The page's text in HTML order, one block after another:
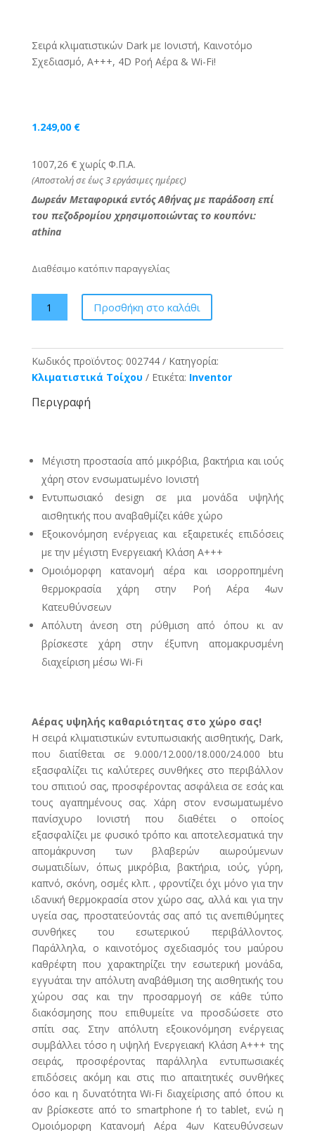
Σειρά κλιματιστικών Dark με Ιονιστή, Καινοτόμο
Σχεδιασμό, Α+++, 4D Ροή Αέρα & Wi-Fi!
1.249,00 €
1007,26 € χωρίς Φ.Π.Α.
(Αποστολή σε έως 3 εργάσιμες ημέρες)
Δωρεάν Μεταφορικά εντός Αθήνας με παράδοση επί
του πεζοδρομίου χρησιμοποιώντας το κουπόνι:
athina
Διαθέσιμο κατόπιν παραγγελίας
Inventor
Dark
18WFI/
DR2VO32-
18
-
Προσθήκη στο καλάθι
Κωδικός προϊόντος: 002744
Κατηγορία:
Κλιματιστικά Τοίχου
Ετικέτα: Inventor
Περιγραφή
Μέγιστη προστασία από μικρόβια, βακτήρια και ιούς
χάρη στον ενσωματωμένο Ιονιστή
Εντυπωσιακό design σε μια μονάδα υψηλής
αισθητικής που αναβαθμίζει κάθε χώρο
Εξοικονόμηση ενέργειας και εξαιρετικές επιδόσεις
με την μέγιστη Ενεργειακή Κλάση Α+++
Ομοιόμορφη κατανομή αέρα και ισορροπημένη
θερμοκρασία χάρη στην Ροή Αέρα 4ων
Κατευθύνσεων
Απόλυτη άνεση στη ρύθμιση από όπου κι αν
βρίσκεστε χάρη στην έξυπνη απομακρυσμένη
διαχείριση μέσω Wi-Fi
Αέρας υψηλής καθαριότητας στο χώρο σας!
Η σειρά κλιματιστικών εντυπωσιακής αισθητικής, Dark,
που διατίθεται σε 9.000/12.000/18.000/24.000 btu
εξασφαλίζει τις καλύτερες συνθήκες στο περιβάλλον
του σπιτιού σας, προσφέροντας ασφάλεια σε εσάς και
τους αγαπημένους σας. Χάρη στον ενσωματωμένο
πανίσχυρο Ιονιστή που διαθέτει ο οποίος
εξασφαλίζει με φυσικό τρόπο και αποτελεσματικά την
απομάκρυνση των βλαβερών αιωρούμενων
σωματιδίων, όπως μικρόβια, βακτήρια, ιούς, γύρη,
καπνό, σκόνη, οσμές κλπ. , φροντίζει όχι μόνο για την
ιδανική θερμοκρασία στον χώρο σας, αλλά και για την
υγεία σας, προστατεύοντάς σας από τις ανεπιθύμητες
συνθήκες του εσωτερικού περιβάλλοντος.
Παράλληλα, ο καινοτόμος σχεδιασμός του μαύρου
καθρέφτη που χαρακτηρίζει την εσωτερική μονάδα,
εγγυάται την απόλυτη αναβάθμιση της αισθητικής του
χώρου σας και την προσαρμογή σε κάθε τύπο
διακόσμησης που επιθυμείτε να προσδώσετε στο
σπίτι σας. Στην απόλυτη εξοικονόμηση ενέργειας
συμβάλλει τόσο η υψηλή Ενεργειακή Κλάση Α+++ της
σειράς, προσφέροντας παράλληλα εντυπωσιακές
επιδόσεις ακόμη και στις πιο απαιτητικές συνθήκες
όσο και η δυνατότητα Wi-Fi διαχείρισης από όπου κι
αν βρίσκεστε από το smartphone ή το tablet, ενώ η
Ομοιόμορφη Κατανομή Αέρα 4ων Κατευθύνσεων